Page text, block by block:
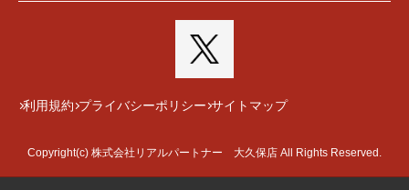
利用規約 プライバシーポリシー サイトマップ
Copyright(c) 株式会社リアルパートナー 大久保店 All Rights Reserved.